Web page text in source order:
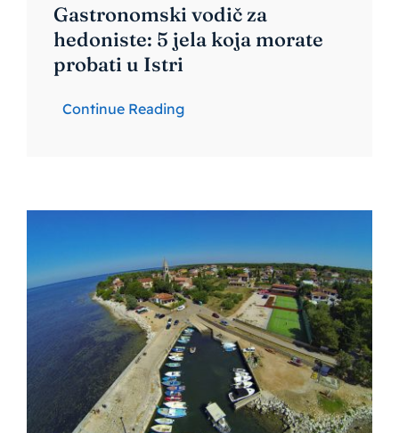
Gastronomski vodič za
hedoniste: 5 jela koja morate
probati u Istri
Continue Reading